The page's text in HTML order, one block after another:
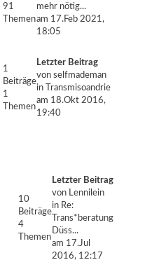
91
Themen
mehr nötig...
am 17.Feb 2021,
18:05
1
Beiträge
1
Themen
Letzter Beitrag
von selfmademan
in
Transmisoandrie
am 18.Okt 2016,
19:40
10
Beiträge
4
Themen
Letzter Beitrag
von Lennilein
in Re:
Trans*beratung
Düss...
am 17.Jul
2016, 12:17